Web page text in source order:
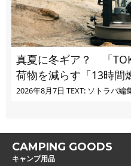
真夏に冬ギア？ 「
荷物を減らす「13時間
2026年8月7日 TEXT: ソトラバ編
CAMPING GOODS
キャンプ用品